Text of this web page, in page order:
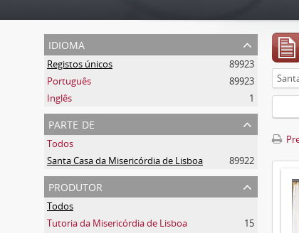
idioma
Registos únicos
89923
Português
89923
Inglês
1
parte de
Todos
Santa Casa da Misericórdia de Lisboa
89922
produtor
Todos
Tutoria da Misericórdia de Lisboa
15